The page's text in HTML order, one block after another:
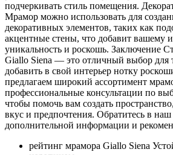
подчеркивать стиль помещения.
Мрамор можно использовать для
декоративных элементов, таких как
акцентные стены, что добавит вашему
уникальность и роскошь. Заключение
Giallo Siena — это отличный выбор для
добавить в свой интерьер нотку
предлагаем широкий ассортимент
профессиональные консультации по
чтобы помочь вам создать
вкус и предпочтения. Обратитесь в
дополнительной информации и
рейтинг мрамора Giallo Siena